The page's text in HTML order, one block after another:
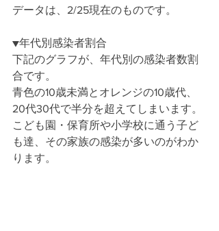
データは、2/25現在のものです。
▼年代別感染者割合
下記のグラフが、年代別の感染者数割
合です。
青色の10歳未満とオレンジの10歳代、
20代30代で半分を超えてしまいます。
こども園・保育所や小学校に通う子ど
も達、その家族の感染が多いのがわか
ります。